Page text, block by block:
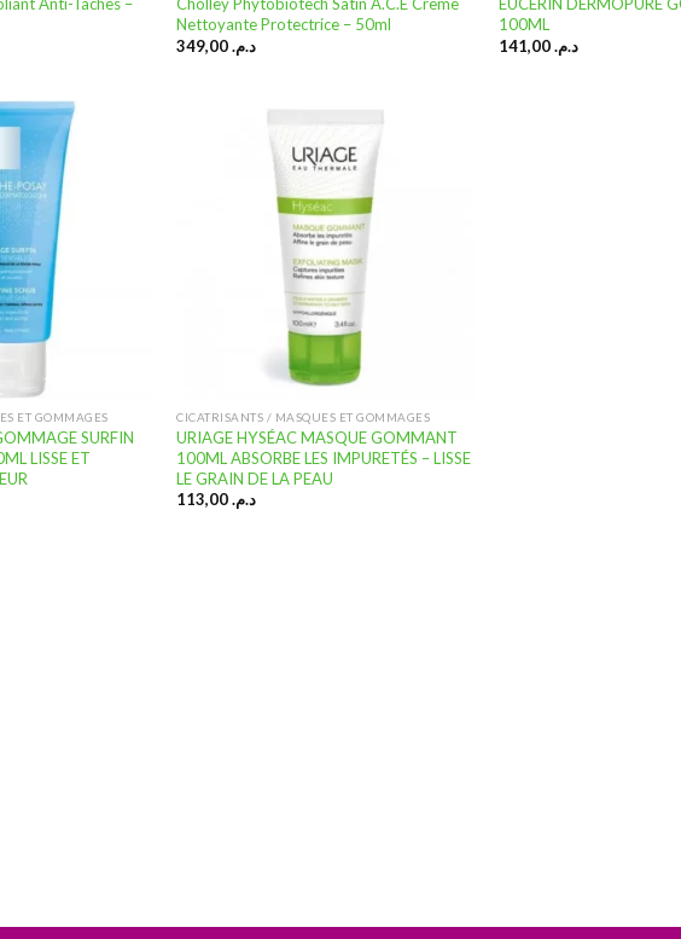
Anti-Taches –
Cholley Phytobiotech Satin A.C.E Crème
Nettoyante Protectrice – 50ml
د.م.349,00
EUCERIN DERMOPURE
100ML
د.م.141,00
ET GOMMAGES
SURFIN
LISSE ET
CICATRISANTS / MASQUES ET GOMMAGES
URIAGE HYSÉAC MASQUE GOMMANT
100ML ABSORBE LES IMPURETÉS – LISSE
LE GRAIN DE LA PEAU
د.م.113,00